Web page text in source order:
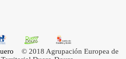
© 2018 Agrupación Europea de